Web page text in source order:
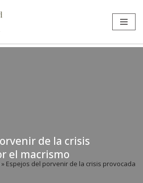
de la crisis
el macrismo
» Espejos del porvenir de la crisis provocada